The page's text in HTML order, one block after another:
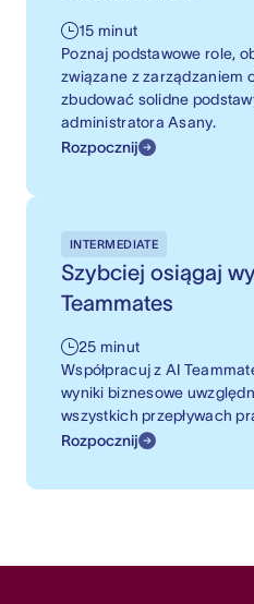
15 minut
Poznaj podstawowe role,
związane z zarządzaniem
zbudować solidne
administratora Asany.
Rozpocznij
INTERMEDIATE
Szybciej osiągaj
Teammates
25 minut
Współpracuj z AI
wyniki biznesowe
wszystkich przepływach
Rozpocznij